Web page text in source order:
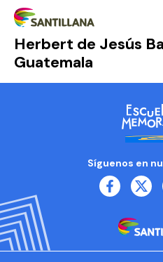
Herbert de Jesús
Guatemala
Síguenos en